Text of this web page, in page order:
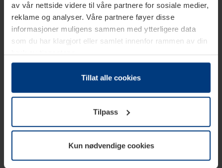
av vår nettside videre til våre partnere for sosiale medier,
reklame og analyser. Våre partnere føyer disse
informasjoner muligens sammen med ytterligere data
som du har klargjort eller samlet innenfor rammen av din
bruk av tjenestene.
Etter loven kan vi lagre informasjonskapsler på din
datamaskin, hvis disse er absolutt nødvendig for drift av
trenger vi din tillatelse. Du kan når som helst endre eller
tilbakekalle ditt samtykke i forklaringen av
informasjonskapselen på sidenPersonvernerklæringpå
Tillat alle cookies
Tilpass
Kun nødvendige cookies